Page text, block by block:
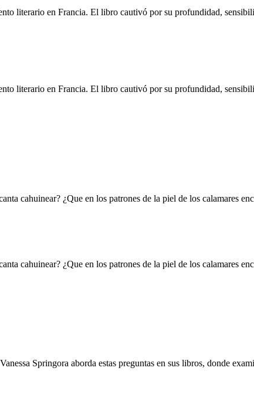
literario en Francia. El libro cautivó por su profundidad,
literario en Francia. El libro cautivó por su profundidad,
cahuinear? ¿Que en los patrones de la piel de los calamares
cahuinear? ¿Que en los patrones de la piel de los calamares
Springora aborda estas preguntas en sus libros, donde